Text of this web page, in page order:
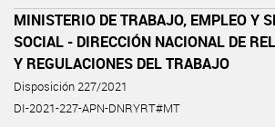
MINISTERIO DE TRABAJO, EMPLEO Y
SOCIAL - DIRECCIÓN NACIONAL DE
Y REGULACIONES DEL TRABAJO
Disposición 227/2021
DI-2021-227-APN-DNRYRT#MT